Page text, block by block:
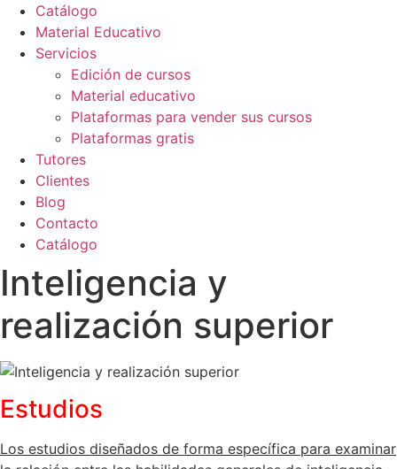
Catálogo
Material Educativo
Servicios
Edición de cursos
Material educativo
Plataformas para vender sus cursos
Plataformas gratis
Tutores
Clientes
Blog
Contacto
Catálogo
Inteligencia y
realización superior
Estudios
Los estudios diseñados de forma específica para examinar